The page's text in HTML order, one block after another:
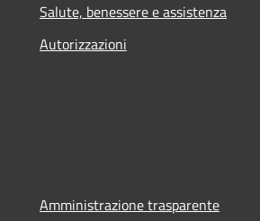
Salute, benessere e assistenza
Autorizzazioni
Amministrazione trasparente